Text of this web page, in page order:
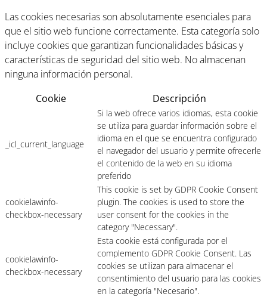
Las cookies necesarias son absolutamente esenciales para
que el sitio web funcione correctamente. Esta categoría solo
incluye cookies que garantizan funcionalidades básicas y
características de seguridad del sitio web. No almacenan
ninguna información personal.
Cookie
Descripción
_icl_current_language
Si la web ofrece varios idiomas, esta cookie
se utiliza para guardar información sobre el
idioma en el que se encuentra configurado
el navegador del usuario y permite ofrecerle
el contenido de la web en su idioma
preferido
cookielawinfo-
checkbox-necessary
This cookie is set by GDPR Cookie Consent
plugin. The cookies is used to store the
user consent for the cookies in the
category "Necessary".
cookielawinfo-
checkbox-necessary
Esta cookie está configurada por el
complemento GDPR Cookie Consent. Las
cookies se utilizan para almacenar el
consentimiento del usuario para las cookies
en la categoría "Necesario".